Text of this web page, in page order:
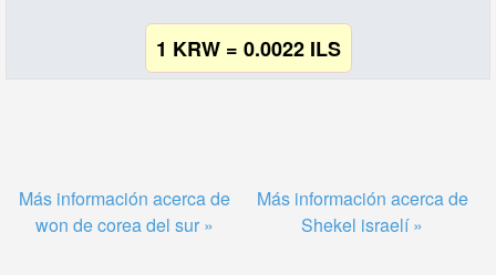
1 KRW = 0.0022 ILS
Más información acerca de
won de corea del sur »
Más información acerca de
Shekel israelí »